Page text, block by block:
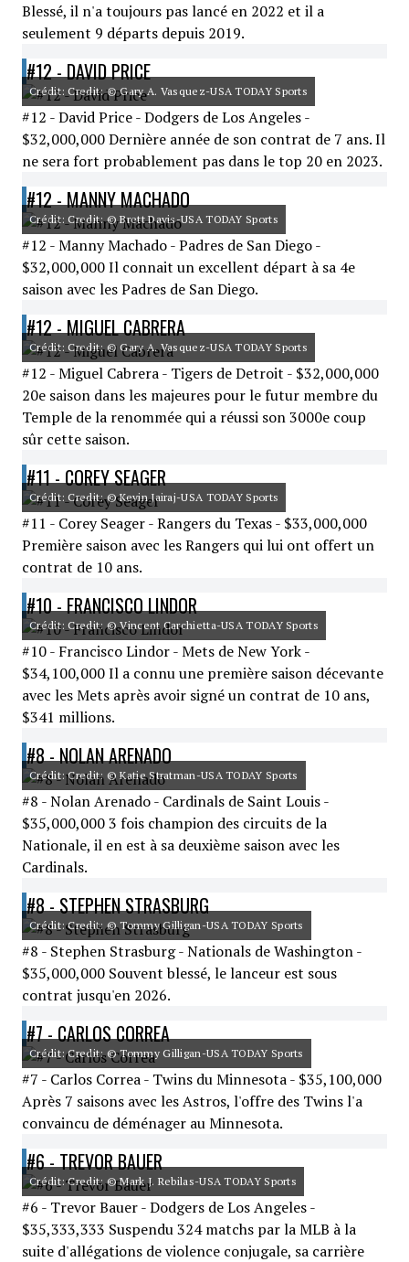
Blessé, il n'a toujours pas lancé en 2022 et il a
seulement 9 départs depuis 2019.
#12 - DAVID PRICE
Crédit: Credit: © Gary A. Vasquez-USA TODAY Sports
#12 - David Price - Dodgers de Los Angeles -
$32,000,000 Dernière année de son contrat de 7 ans. Il
ne sera fort probablement pas dans le top 20 en 2023.
#12 - MANNY MACHADO
Crédit: Credit: © Brett Davis-USA TODAY Sports
#12 - Manny Machado - Padres de San Diego -
$32,000,000 Il connait un excellent départ à sa 4e
saison avec les Padres de San Diego.
#12 - MIGUEL CABRERA
Crédit: Credit: © Gary A. Vasquez-USA TODAY Sports
#12 - Miguel Cabrera - Tigers de Detroit - $32,000,000
20e saison dans les majeures pour le futur membre du
Temple de la renommée qui a réussi son 3000e coup
sûr cette saison.
#11 - COREY SEAGER
Crédit: Credit: © Kevin Jairaj-USA TODAY Sports
#11 - Corey Seager - Rangers du Texas - $33,000,000
Première saison avec les Rangers qui lui ont offert un
contrat de 10 ans.
#10 - FRANCISCO LINDOR
Crédit: Credit: © Vincent Carchietta-USA TODAY Sports
#10 - Francisco Lindor - Mets de New York -
$34,100,000 Il a connu une première saison décevante
avec les Mets après avoir signé un contrat de 10 ans,
$341 millions.
#8 - NOLAN ARENADO
Crédit: Credit: © Katie Stratman-USA TODAY Sports
#8 - Nolan Arenado - Cardinals de Saint Louis -
$35,000,000 3 fois champion des circuits de la
Nationale, il en est à sa deuxième saison avec les
Cardinals.
#8 - STEPHEN STRASBURG
Crédit: Credit: © Tommy Gilligan-USA TODAY Sports
#8 - Stephen Strasburg - Nationals de Washington -
$35,000,000 Souvent blessé, le lanceur est sous
contrat jusqu'en 2026.
#7 - CARLOS CORREA
Crédit: Credit: © Tommy Gilligan-USA TODAY Sports
#7 - Carlos Correa - Twins du Minnesota - $35,100,000
Après 7 saisons avec les Astros, l'offre des Twins l'a
convaincu de déménager au Minnesota.
#6 - TREVOR BAUER
Crédit: Credit: © Mark J. Rebilas-USA TODAY Sports
#6 - Trevor Bauer - Dodgers de Los Angeles -
$35,333,333 Suspendu 324 matchs par la MLB à la
suite d'allégations de violence conjugale, sa carrière